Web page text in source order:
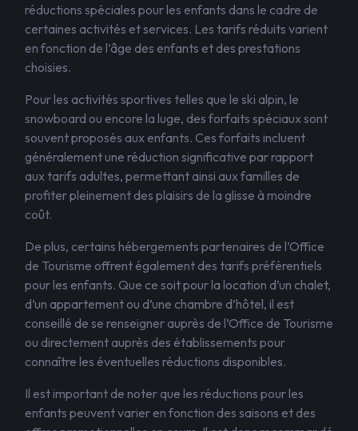
réductions spéciales pour les enfants dans le cadre de
certaines activités et services. Les tarifs réduits varient
en fonction de l’âge des enfants et des prestations
choisies.
Pour les activités sportives telles que le ski alpin, le
snowboard ou encore la luge, des forfaits spéciaux sont
souvent proposés aux enfants. Ces forfaits incluent
généralement une réduction significative par rapport
aux tarifs adultes, permettant ainsi aux familles de
profiter pleinement des plaisirs de la glisse à moindre
coût.
De plus, certains hébergements partenaires de l’Office
de Tourisme offrent également des tarifs préférentiels
pour les enfants. Que ce soit pour la location d’un chalet,
d’un appartement ou d’une chambre d’hôtel, il est
conseillé de se renseigner auprès de l’Office de Tourisme
ou directement auprès des établissements pour
connaître les éventuelles réductions disponibles.
Il est important de noter que les réductions pour les
enfants peuvent varier en fonction des saisons et des